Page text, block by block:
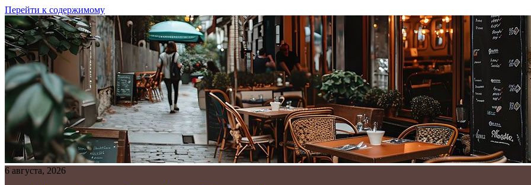
Перейти к содержимому
6 августа, 2026